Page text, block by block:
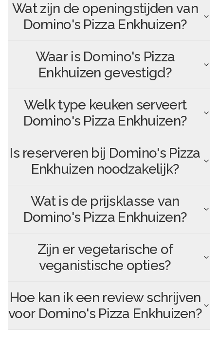
Wat zijn de openingstijden van
Domino's Pizza Enkhuizen?
Waar is Domino's Pizza
Enkhuizen gevestigd?
Welk type keuken serveert
Domino's Pizza Enkhuizen?
Is reserveren bij Domino's Pizza
Enkhuizen noodzakelijk?
Wat is de prijsklasse van
Domino's Pizza Enkhuizen?
Zijn er vegetarische of
veganistische opties?
Hoe kan ik een review schrijven
voor Domino's Pizza Enkhuizen?